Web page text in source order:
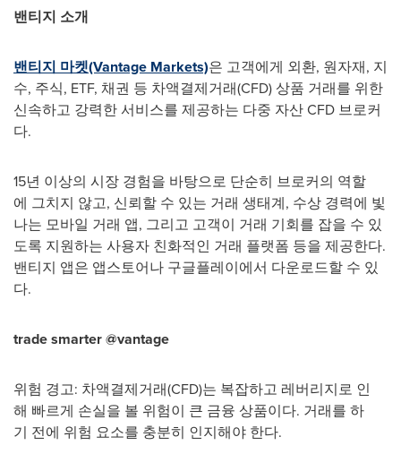
밴티지 소개
밴티지 마켓(Vantage Markets)은 고객에게 외환, 원자재, 지
수, 주식, ETF, 채권 등 차액결제거래(CFD) 상품 거래를 위한
신속하고 강력한 서비스를 제공하는 다중 자산 CFD 브로커
다.
15년 이상의 시장 경험을 바탕으로 단순히 브로커의 역할
에 그치지 않고, 신뢰할 수 있는 거래 생태계, 수상 경력에 빛
나는 모바일 거래 앱, 그리고 고객이 거래 기회를 잡을 수 있
도록 지원하는 사용자 친화적인 거래 플랫폼 등을 제공한다.
밴티지 앱은 앱스토어나 구글플레이에서 다운로드할 수 있
다.
trade smarter @vantage
위험 경고: 차액결제거래(CFD)는 복잡하고 레버리지로 인
해 빠르게 손실을 볼 위험이 큰 금융 상품이다. 거래를 하
기 전에 위험 요소를 충분히 인지해야 한다.